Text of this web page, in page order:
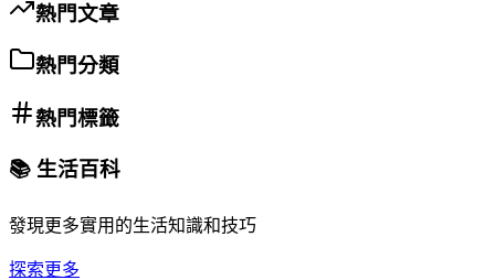
熱門文章
熱門分類
熱門標籤
📚 生活百科
發現更多實用的生活知識和技巧
探索更多